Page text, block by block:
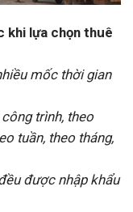
khi lựa chọn thuê
mốc thời gian
trình, theo
tuần, theo tháng,
được nhập khẩu